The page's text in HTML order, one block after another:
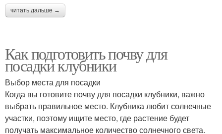
читать дальше →
Как подготовить почву для
посадки клубники
Выбор места для посадки
Когда вы готовите почву для посадки клубники, важно
выбрать правильное место. Клубника любит солнечные
участки, поэтому ищите место, где растение будет
получать максимальное количество солнечного света.